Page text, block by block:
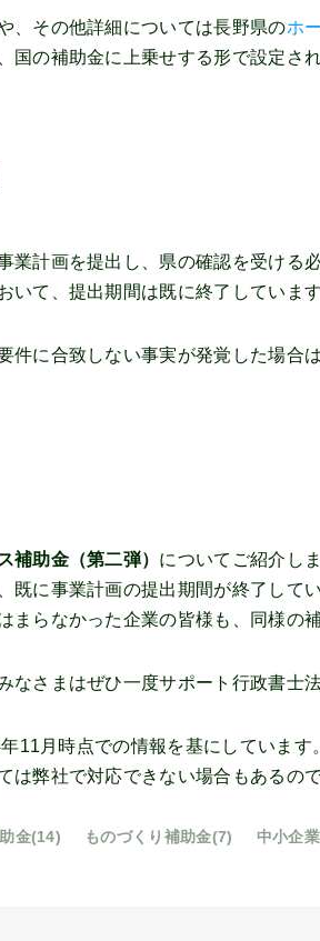
、その他詳細については長野県のホ
国の補助金に上乗せする形で設定さ
業計画を提出し、県の確認を受ける
いて、提出期間は既に終了しています
件に合致しない事実が発覚した場合
補助金（第二弾） についてご紹介しま
既に事業計画の提出期間が終了して
まらなかった企業の皆様も、同様の
なさまはぜひ一度サポート行政書士
11月時点での情報を基にしています
は弊社で対応できない場合もあるの
金(14) ものづくり補助金(7) 中小企